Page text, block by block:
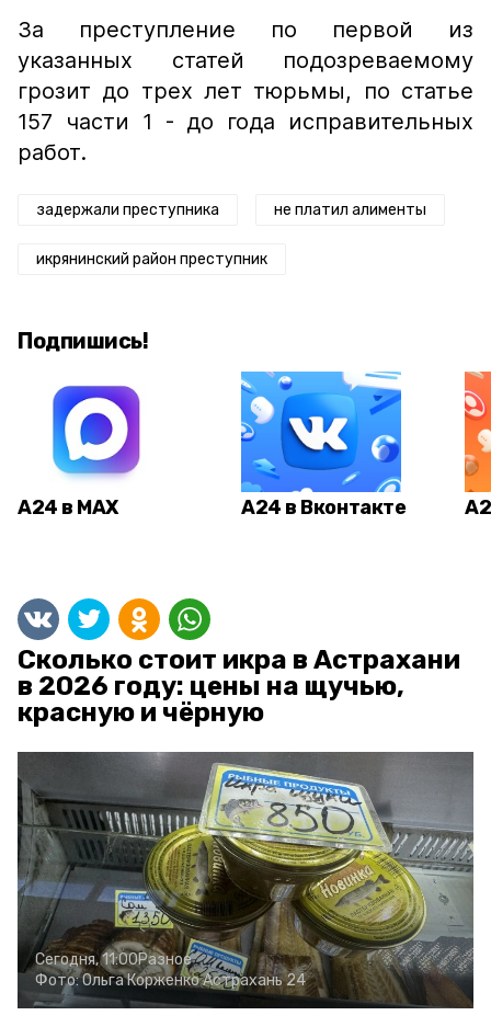
За преступление по первой из
указанных статей подозреваемому
грозит до трех лет тюрьмы, по статье
157 части 1 - до года исправительных
работ.
задержали преступника не платил алименты
икрянинский район преступник
Подпишись!
А24 в MAX А24 в Вконтакте
Сколько стоит икра в Астрахани
в 2026 году: цены на щучью,
красную и чёрную
Сегодня, 11:00Разное
Фото:Ольга КорженкоАстрахань 24